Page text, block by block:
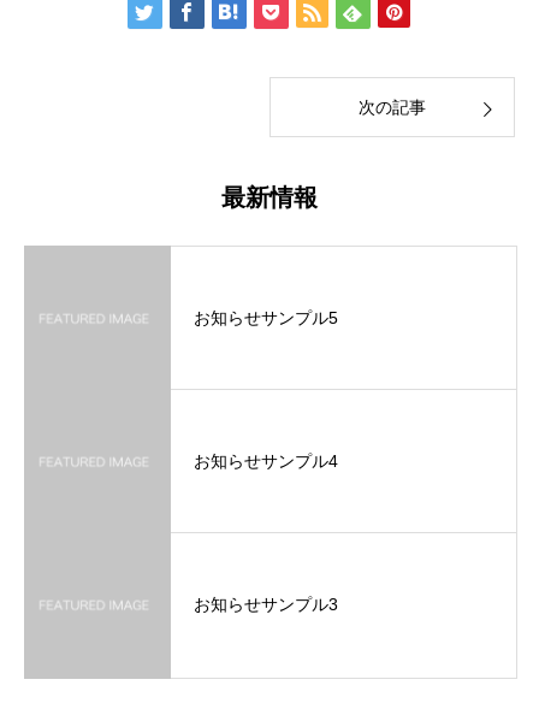
次の記事
最新情報
お知らせサンプル5
お知らせサンプル4
お知らせサンプル3